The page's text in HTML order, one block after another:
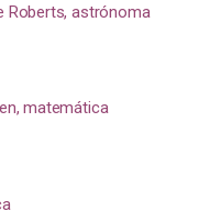
Roberts, astrónoma
matemática